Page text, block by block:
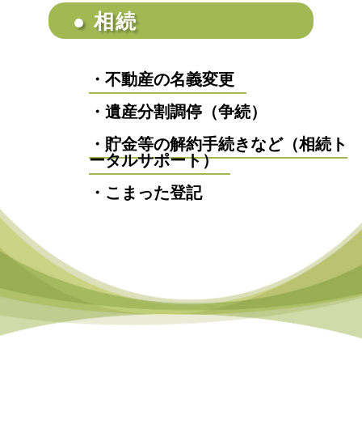
● 相続
・不動産の名義変更
・遺産分割調停（争続）
・貯金等の解約手続きなど（相続ト
ータルサポート）
・こまった登記